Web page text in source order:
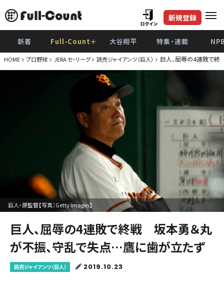
新規登録
新着 Full-Count＋ 大谷翔平 特集・連載
HOME プロ野球 JERA セ・リーグ 読売ジャイアンツ（巨人） 巨人、屈辱の4連敗で
巨人・原監督【写真：Getty Images】
巨人、屈辱の4連敗で終戦 坂本勇＆丸
が不振、守乱で失点…鷹に歯が立たず
読売ジャイアンツ（巨人） 2019.10.23